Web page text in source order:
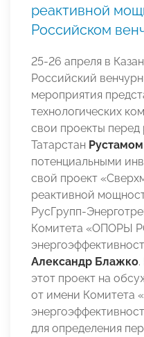
реактивной
Российском
25-26 апреля в
Российский
мероприятия
технологических
свои проекты
Татарстан
потенциальными
свой проект
реактивной
РусГрупп-
Комитета «ОПОРЫ
Александр Блажко
этот проект на
от имени
для определения